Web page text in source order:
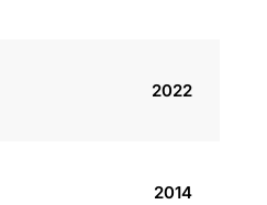
2022
2014